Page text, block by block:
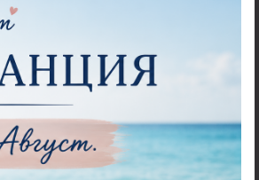
Изрязани елементи и
Стикери
Квилинг
Квилинг ленти - 3мм - 35см.
Квилинг ленти - микс